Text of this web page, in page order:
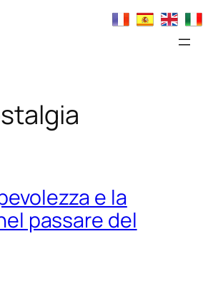
e la
passare del